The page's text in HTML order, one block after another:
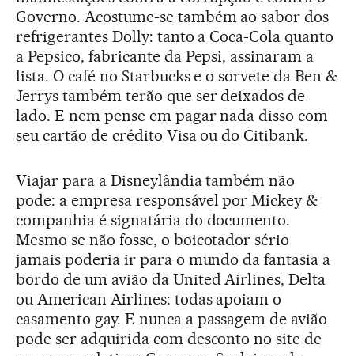
Governo. Acostume-se também ao sabor dos
refrigerantes Dolly: tanto a Coca-Cola quanto
a Pepsico, fabricante da Pepsi, assinaram a
lista. O café no Starbucks e o sorvete da Ben &
Jerrys também terão que ser deixados de
lado. E nem pense em pagar nada disso com
seu cartão de crédito Visa ou do Citibank.
Viajar para a Disneylândia também não
pode: a empresa responsável por Mickey &
companhia é signatária do documento.
Mesmo se não fosse, o boicotador sério
jamais poderia ir para o mundo da fantasia a
bordo de um avião da United Airlines, Delta
ou American Airlines: todas apoiam o
casamento gay. E nunca a passagem de avião
pode ser adquirida com desconto no site de